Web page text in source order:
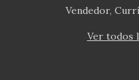
Vendedor
Ver todos